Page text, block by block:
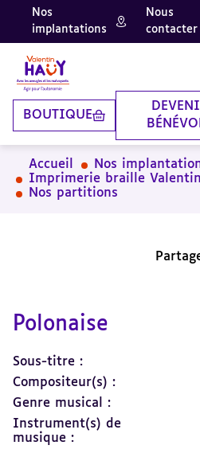
Aller
contenu
principal
Aller
pied
de
page
Aller
la
recherche
Nos
implantations
Nous
contacter
BOUTIQUE
Accueil
Nos
Imprimerie braille
Nos partitions
Polonaise
Sous-titre :
Compositeur(s) :
Genre musical :
Instrument(s) de
musique :